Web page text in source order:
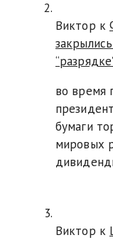
Виктор к
во время
бумаги
мировых
Виктор к